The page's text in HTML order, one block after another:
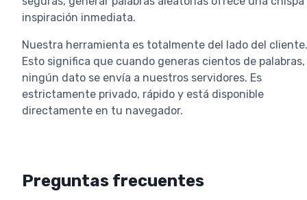
inspiración inmediata.
Nuestra herramienta es totalmente del lado del cliente.
Esto significa que cuando generas cientos de palabras,
ningún dato se envía a nuestros servidores. Es
estrictamente privado, rápido y está disponible
directamente en tu navegador.
Preguntas frecuentes